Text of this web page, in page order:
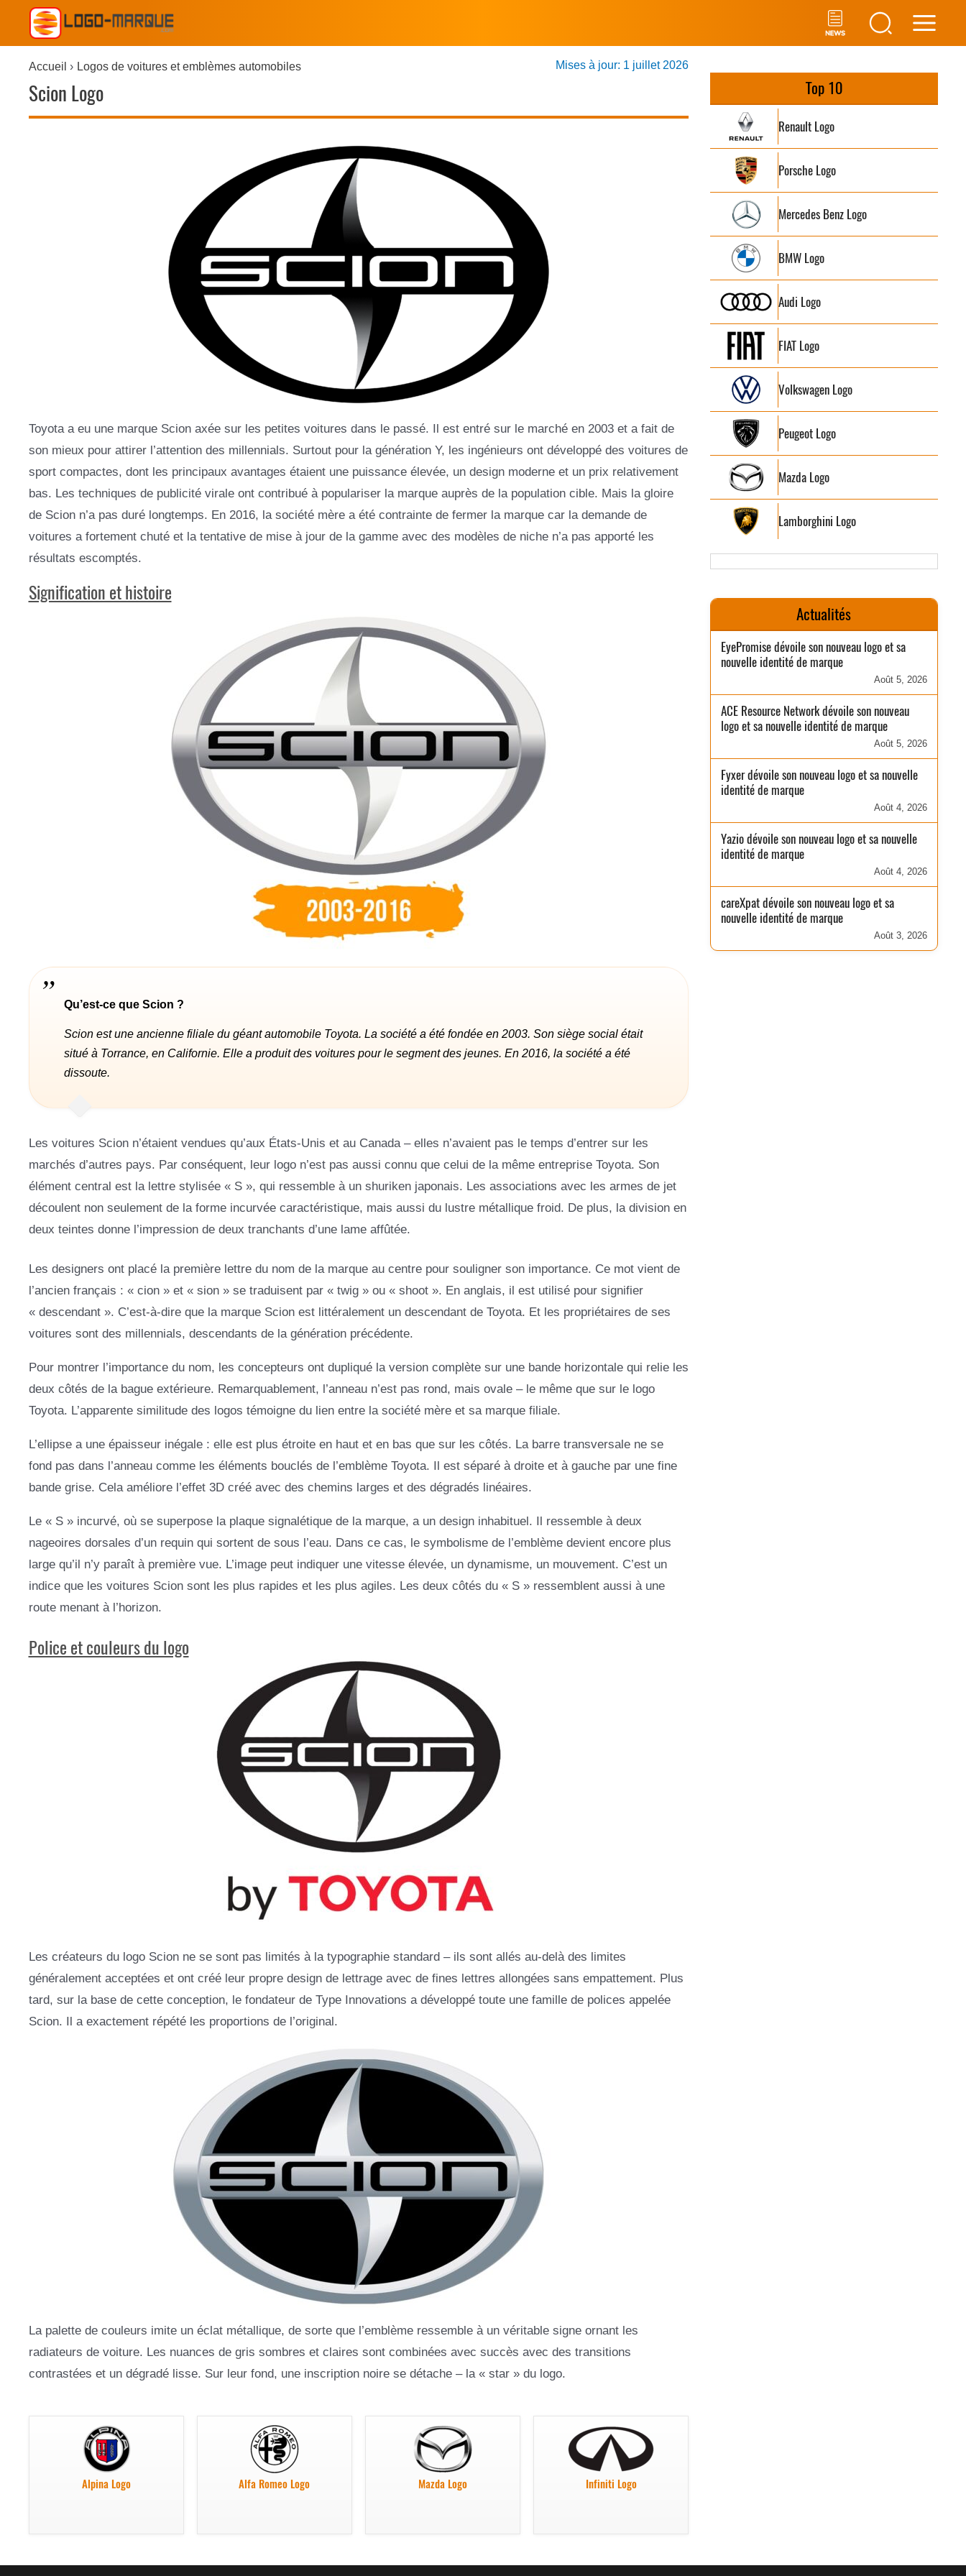
Accueil Logos de voitures et emblèmes automobiles
Scion Logo
Mises à jour: 1 juillet 2026
Toyota a eu une marque Scion axée sur les petites voitures dans le passé. Il est entré sur le marché en 2003 et a fait de
son mieux pour attirer l’attention des millennials. Surtout pour la génération Y, les ingénieurs ont développé des voitures de
sport compactes, dont les principaux avantages étaient une puissance élevée, un design moderne et un prix relativement
bas. Les techniques de publicité virale ont contribué à populariser la marque auprès de la population cible. Mais la gloire
de Scion n’a pas duré longtemps. En 2016, la société mère a été contrainte de fermer la marque car la demande de
voitures a fortement chuté et la tentative de mise à jour de la gamme avec des modèles de niche n’a pas apporté les
résultats escomptés.
Signification et histoire
Qu’est-ce que Scion ?
Scion est une ancienne filiale du géant automobile Toyota. La société a été fondée en 2003. Son siège social était
situé à Torrance, en Californie. Elle a produit des voitures pour le segment des jeunes. En 2016, la société a été
dissoute.
Les voitures Scion n’étaient vendues qu’aux États-Unis et au Canada – elles n’avaient pas le temps d’entrer sur les
marchés d’autres pays. Par conséquent, leur logo n’est pas aussi connu que celui de la même entreprise Toyota. Son
élément central est la lettre stylisée « S », qui ressemble à un shuriken japonais. Les associations avec les armes de jet
découlent non seulement de la forme incurvée caractéristique, mais aussi du lustre métallique froid. De plus, la division en
deux teintes donne l’impression de deux tranchants d’une lame affûtée.
Les designers ont placé la première lettre du nom de la marque au centre pour souligner son importance. Ce mot vient de
l’ancien français : « cion » et « sion » se traduisent par « twig » ou « shoot ». En anglais, il est utilisé pour signifier
« descendant ». C’est-à-dire que la marque Scion est littéralement un descendant de Toyota. Et les propriétaires de ses
voitures sont des millennials, descendants de la génération précédente.
Pour montrer l’importance du nom, les concepteurs ont dupliqué la version complète sur une bande horizontale qui relie les
deux côtés de la bague extérieure. Remarquablement, l’anneau n’est pas rond, mais ovale – le même que sur le logo
Toyota. L’apparente similitude des logos témoigne du lien entre la société mère et sa marque filiale.
L’ellipse a une épaisseur inégale : elle est plus étroite en haut et en bas que sur les côtés. La barre transversale ne se
fond pas dans l’anneau comme les éléments bouclés de l’emblème Toyota. Il est séparé à droite et à gauche par une fine
bande grise. Cela améliore l’effet 3D créé avec des chemins larges et des dégradés linéaires.
Le « S » incurvé, où se superpose la plaque signalétique de la marque, a un design inhabituel. Il ressemble à deux
nageoires dorsales d’un requin qui sortent de sous l’eau. Dans ce cas, le symbolisme de l’emblème devient encore plus
large qu’il n’y paraît à première vue. L’image peut indiquer une vitesse élevée, un dynamisme, un mouvement. C’est un
indice que les voitures Scion sont les plus rapides et les plus agiles. Les deux côtés du « S » ressemblent aussi à une
route menant à l’horizon.
Police et couleurs du logo
Les créateurs du logo Scion ne se sont pas limités à la typographie standard – ils sont allés au-delà des limites
généralement acceptées et ont créé leur propre design de lettrage avec de fines lettres allongées sans empattement. Plus
tard, sur la base de cette conception, le fondateur de Type Innovations a développé toute une famille de polices appelée
Scion. Il a exactement répété les proportions de l’original.
La palette de couleurs imite un éclat métallique, de sorte que l’emblème ressemble à un véritable signe ornant les
radiateurs de voiture. Les nuances de gris sombres et claires sont combinées avec succès avec des transitions
contrastées et un dégradé lisse. Sur leur fond, une inscription noire se détache – la « star » du logo.
Alpina Logo Alfa Romeo Logo Mazda Logo Infiniti Logo
Top 10
Renault Logo
Porsche Logo
Mercedes Benz Logo
BMW Logo
Audi Logo
FIAT Logo
Volkswagen Logo
Peugeot Logo
Mazda Logo
Lamborghini Logo
Actualités
EyePromise dévoile son nouveau logo et sa
nouvelle identité de marque
Août 5, 2026
ACE Resource Network dévoile son nouveau
logo et sa nouvelle identité de marque
Août 5, 2026
Fyxer dévoile son nouveau logo et sa nouvelle
identité de marque
Août 4, 2026
Yazio dévoile son nouveau logo et sa nouvelle
identité de marque
Août 4, 2026
careXpat dévoile son nouveau logo et sa
nouvelle identité de marque
Août 3, 2026